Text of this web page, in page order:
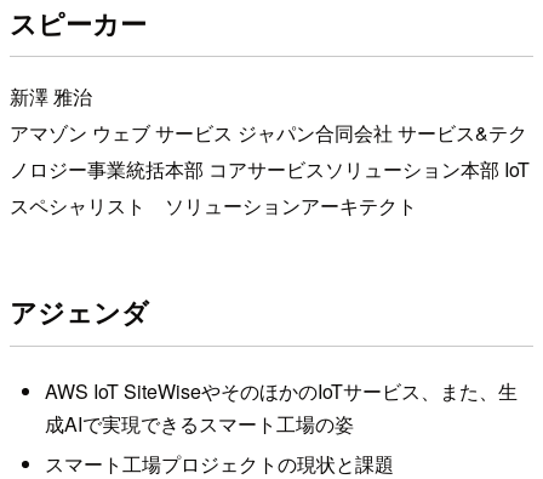
スピーカー
新澤 雅治
アマゾン ウェブ サービス ジャパン合同会社 サービス&テク
ノロジー事業統括本部 コアサービスソリューション本部 IoT
スペシャリスト ソリューションアーキテクト
アジェンダ
AWS IoT SiteWiseやそのほかのIoTサービス、また、生
成AIで実現できるスマート工場の姿
スマート工場プロジェクトの現状と課題